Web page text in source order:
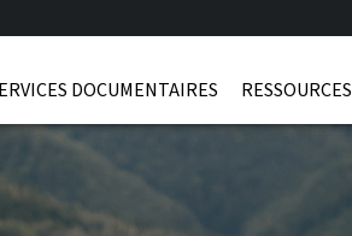
DOCUMENTAIRES RESSOURCES